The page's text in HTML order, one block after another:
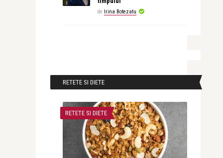
de Irina Botezatu
RETETE SI DIETE
RETETE SI DIETE